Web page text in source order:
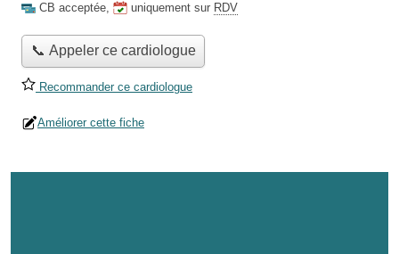
CB acceptée, uniquement sur RDV
📞 Appeler ce cardiologue
Recommander ce cardiologue
Améliorer cette fiche